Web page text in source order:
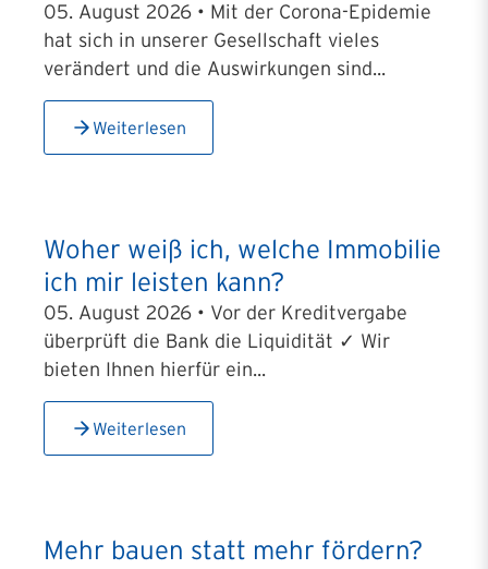
05. August 2026 • Mit der Corona-Epidemie
hat sich in unserer Gesellschaft vieles
verändert und die Auswirkungen sind...
Weiterlesen
Woher weiß ich, welche Immobilie
ich mir leisten kann?
05. August 2026 • Vor der Kreditvergabe
überprüft die Bank die Liquidität ✓ Wir
bieten Ihnen hierfür ein...
Weiterlesen
Mehr bauen statt mehr fördern?